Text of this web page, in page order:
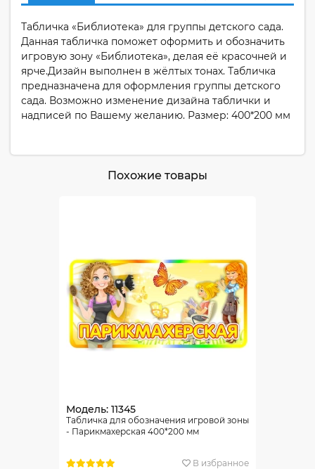
Табличка «Библиотека» для группы детского сада.
Данная табличка поможет оформить и обозначить
игровую зону «Библиотека», делая её красочней и
ярче.Дизайн выполнен в жёлтых тонах. Табличка
предназначена для оформления группы детского
сада. Возможно изменение дизайна таблички и
надписей по Вашему желанию. Размер: 400*200 мм
Похожие товары
Модель: 11345
Табличка для обозначения игровой зоны
- Парикмахерская 400*200 мм
В избранное